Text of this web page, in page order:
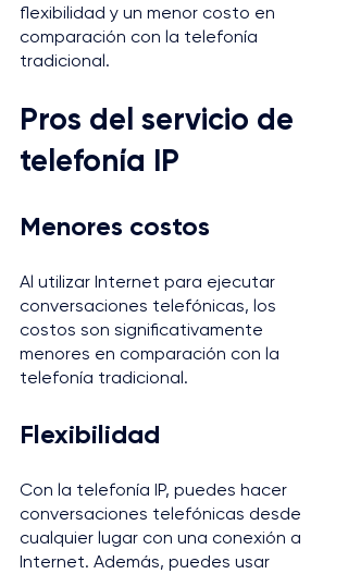
flexibilidad y un menor costo en
comparación con la telefonía
tradicional.
Pros del servicio de
telefonía IP
Menores costos
Al utilizar Internet para ejecutar
conversaciones telefónicas, los
costos son significativamente
menores en comparación con la
telefonía tradicional.
Flexibilidad
Con la telefonía IP, puedes hacer
conversaciones telefónicas desde
cualquier lugar con una conexión a
Internet. Además, puedes usar